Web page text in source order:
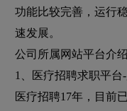
功能比较完善，运行
速发展。
公司所属网站平台介绍
1、医疗招聘求职平
医疗招聘17年，目前